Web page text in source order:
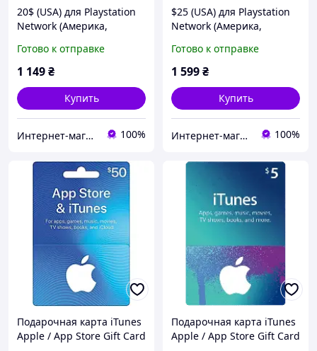
20$ (USA) для Playstation
Network (Америка,
Готово к отправке
1 149₴
Купить
Интернет-магазин "Digital Product" 100%
$25 (USA) для Playstation
Network (Америка,
Готово к отправке
1 599₴
Купить
Интернет-магазин "Digital Product" 100%
Подарочная карта iTunes
Apple / App Store Gift Card
Подарочная карта iTunes
Apple / App Store Gift Card